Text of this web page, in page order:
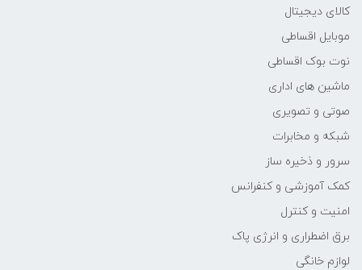
کالای دیجیتال
موبایل اقساطی
نوت بوک اقساطی
ماشین های اداری
صوتی و تصویری
شبکه و مخابرات
سرور و ذخیره ساز
کمک آموزشی و کنفرانس
امنیت و کنترل
برق اضطراری و انرژی پاک
لوازم خانگی